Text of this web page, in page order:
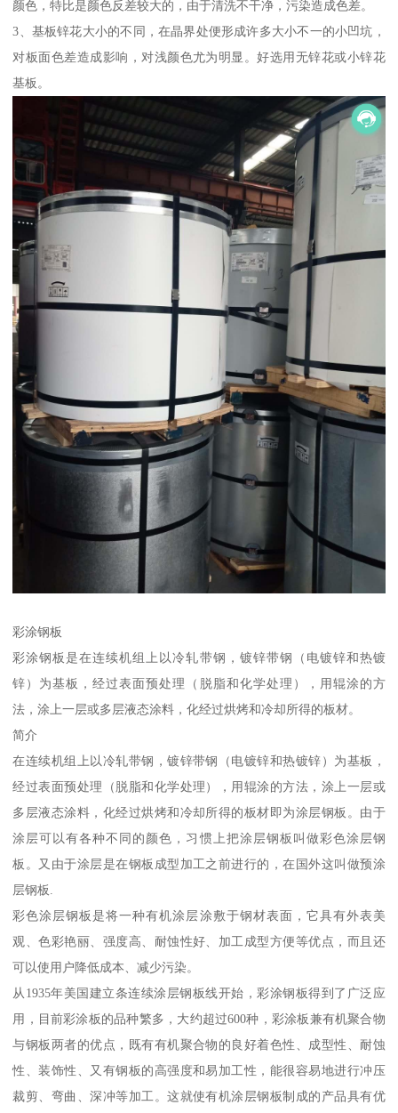
颜色，特比是颜色反差较大的，由于清洗不干净，污染造成色差。
3、基板锌花大小的不同，在晶界处便形成许多大小不一的小凹坑，
对板面色差造成影响，对浅颜色尤为明显。好选用无锌花或小锌花
基板。
彩涂钢板
彩涂钢板是在连续机组上以冷轧带钢，镀锌带钢（电镀锌和热镀
锌）为基板，经过表面预处理（脱脂和化学处理），用辊涂的方
法，涂上一层或多层液态涂料，化经过烘烤和冷却所得的板材。
简介
在连续机组上以冷轧带钢，镀锌带钢（电镀锌和热镀锌）为基板，
经过表面预处理（脱脂和化学处理），用辊涂的方法，涂上一层或
多层液态涂料，化经过烘烤和冷却所得的板材即为涂层钢板。由于
涂层可以有各种不同的颜色，习惯上把涂层钢板叫做彩色涂层钢
板。又由于涂层是在钢板成型加工之前进行的，在国外这叫做预涂
层钢板.
彩色涂层钢板是将一种有机涂层涂敷于钢材表面，它具有外表美
观、色彩艳丽、强度高、耐蚀性好、加工成型方便等优点，而且还
可以使用户降低成本、减少污染。
从1935年美国建立条连续涂层钢板线开始，彩涂钢板得到了广泛应
用，目前彩涂板的品种繁多，大约超过600种，彩涂板兼有机聚合物
与钢板两者的优点，既有有机聚合物的良好着色性、成型性、耐蚀
性、装饰性、又有钢板的高强度和易加工性，能很容易地进行冲压
裁剪、弯曲、深冲等加工。这就使有机涂层钢板制成的产品具有优